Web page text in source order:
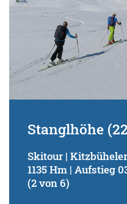
Suchbegriff:
Stanglhöhe
Skitour |
1135 Hm | Aufstieg
(2 von 6)